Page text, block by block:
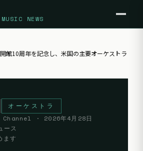
NEWS
館10周年を記念し、米国の主要オーケストラ
オーケストラ
· 2026年4月28日
ース
ます